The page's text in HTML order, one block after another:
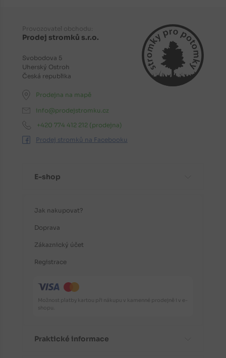
Provozovatel obchodu:
Prodej stromků s.r.o.
Svobodova 5
Uherský Ostroh
Česká republika
Prodejna na mapě
info@prodejstromku.cz
+420 774 412 212 (prodejna)
Prodej stromků na Facebooku
E-shop
Jak nakupovat?
Doprava
Zákaznický účet
Registrace
Možnost platby kartou při nákupu v kamenné prodejně i v e-
shopu.
Praktické informace